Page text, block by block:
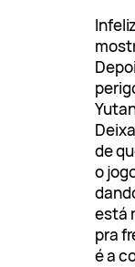
de
o
está
pra
é a